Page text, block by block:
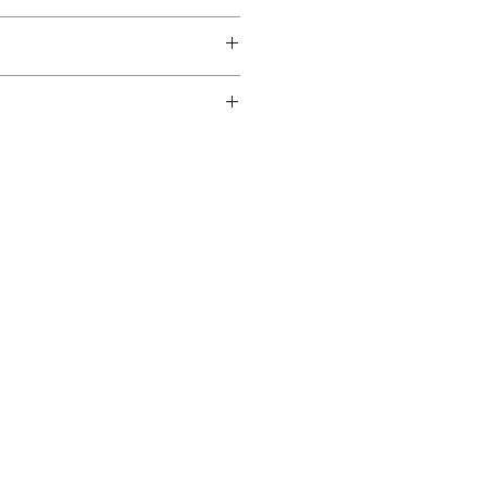
sturdy construction
to accommodate different user